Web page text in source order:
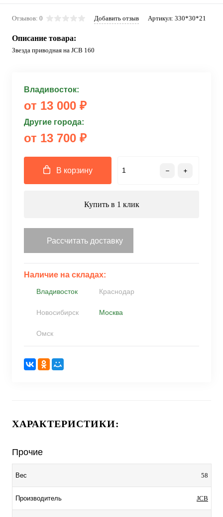
Отзывов: 0 Добавить отзыв Артикул: 330*30*21
Описание товара:
Звезда приводная на JCB 160
Владивосток:
от 13 000 ₽
Другие города:
от 13 700 ₽
В корзину
Купить в 1 клик
Рассчитать доставку
Наличие на складах:
Владивосток Краснодар
Новосибирск Москва
Омск
ХАРАКТЕРИСТИКИ:
Прочие
Вес 58
Производитель JCB